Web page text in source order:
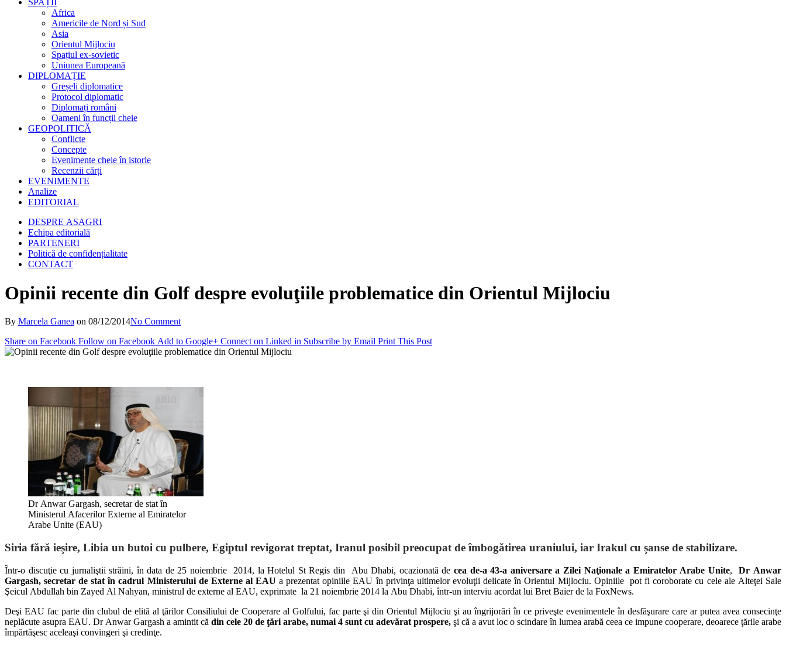
SPAȚII
Africa
Americile de Nord și Sud
Asia
Orientul Mijlociu
Spațiul ex-sovietic
Uniunea Europeană
DIPLOMAȚIE
Greșeli diplomatice
Protocol diplomatic
Diplomați români
Oameni în funcții cheie
GEOPOLITICĂ
Conflicte
Concepte
Evenimente cheie în istorie
Recenzii cărți
EVENIMENTE
Analize
EDITORIAL
DESPRE ASAGRI
Echipa editorială
PARTENERI
Politică de confidențialitate
CONTACT
Opinii recente din Golf despre evoluţiile problematice din Orientul Mijlociu
By Marcela Ganea on 08/12/2014No Comment
Share on Facebook Follow on Facebook Add to Google+ Connect on Linked in Subscribe by Email Print This Post
Dr Anwar Gargash, secretar de stat în
Ministerul Afacerilor Externe al Emiratelor
Arabe Unite (EAU)
Siria fără ieşire, Libia un butoi cu pulbere, Egiptul revigorat treptat, Iranul posibil preocupat de îmbogătirea uraniului, iar Irakul cu şanse de stabilizare.
Într-o discuţie cu jurnaliştii străini, în data de 25 noiembrie 2014, la Hotelul St Regis din Abu Dhabi, ocazionată de cea de-a 43-a aniversare a Zilei Naţionale a Emiratelor Arabe Unite, Dr Anwar
Gargash, secretar de stat în cadrul Ministerului de Externe al EAU a prezentat opiniile EAU în privinţa ultimelor evoluţii delicate în Orientul Mijlociu. Opiniile pot fi coroborate cu cele ale Alteţei Sale
Şeicul Abdullah bin Zayed Al Nahyan, ministrul de externe al EAU, exprimate la 21 noiembrie 2014 la Abu Dhabi, într-un interviu acordat lui Bret Baier de la FoxNews.
Deşi EAU fac parte din clubul de elită al ţărilor Consiliului de Cooperare al Golfului, fac parte şi din Orientul Mijlociu şi au îngrijorări în ce priveşte evenimentele în desfăşurare care ar putea avea consecinţe
neplăcute asupra EAU. Dr Anwar Gargash a amintit că din cele 20 de ţări arabe, numai 4 sunt cu adevărat prospere, şi că a avut loc o scindare în lumea arabă ceea ce impune cooperare, deoarece ţările arabe
împărtăşesc aceleaşi convingeri şi credinţe.